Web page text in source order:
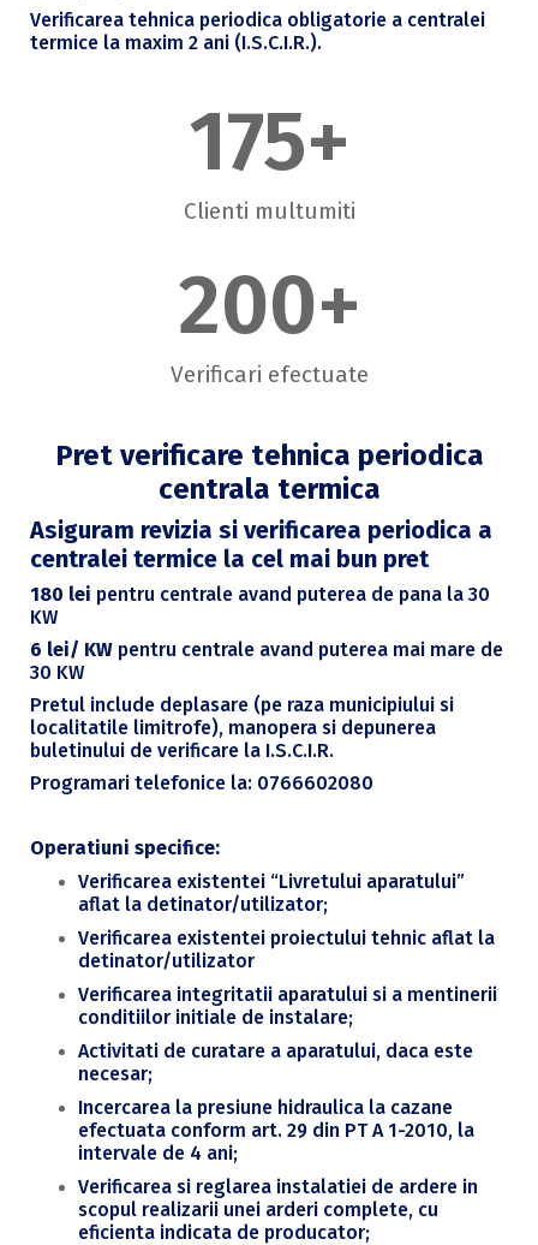
Verificarea tehnica periodica obligatorie a centralei
termice la maxim 2 ani (I.S.C.I.R.).
Clienti multumiti
175+
Verificari efectuate
200+
Pret verificare tehnica periodica
centrala termica
Asiguram revizia si verificarea periodica a
centralei termice la cel mai bun pret
180 lei pentru centrale avand puterea de pana la 30
KW
6 lei/ KW pentru centrale avand puterea mai mare de
30 KW
Pretul include deplasare (pe raza municipiului si
localitatile limitrofe), manopera si depunerea
buletinului de verificare la I.S.C.I.R.
Programari telefonice la: 0766602080
Operatiuni specifice:
Verificarea existentei “Livretului aparatului”
aflat la detinator/utilizator;
Verificarea existentei proiectului tehnic aflat la
detinator/utilizator
Verificarea integritatii aparatului si a mentinerii
conditiilor initiale de instalare;
Activitati de curatare a aparatului, daca este
necesar;
Incercarea la presiune hidraulica la cazane
efectuata conform art. 29 din PT A 1-2010, la
intervale de 4 ani;
Verificarea si reglarea instalatiei de ardere in
scopul realizarii unei arderi complete, cu
eficienta indicata de producator;